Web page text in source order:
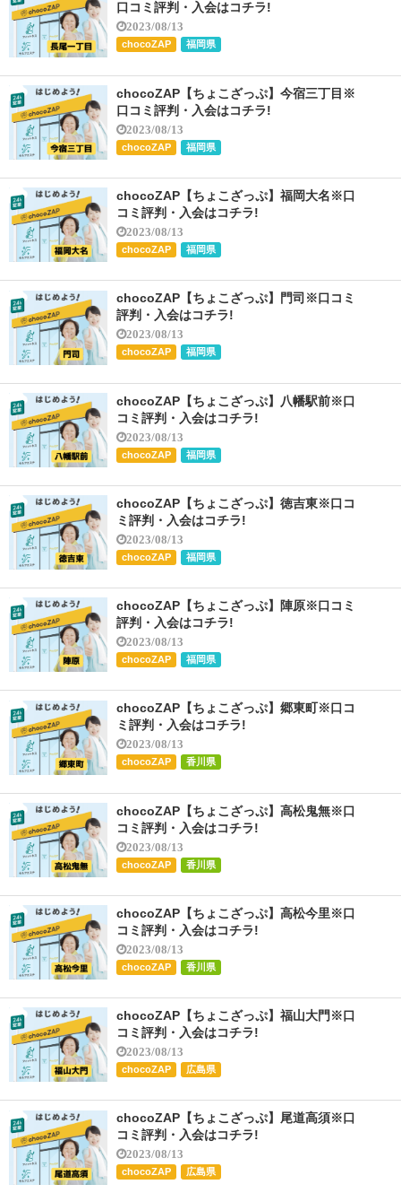
口コミ評判・入会はコチラ!
2023/08/13
chocoZAP 福岡県
chocoZAP【ちょこざっぷ】今宿三丁目※
口コミ評判・入会はコチラ!
2023/08/13
chocoZAP 福岡県
chocoZAP【ちょこざっぷ】福岡大名※口
コミ評判・入会はコチラ!
2023/08/13
chocoZAP 福岡県
chocoZAP【ちょこざっぷ】門司※口コミ
評判・入会はコチラ!
2023/08/13
chocoZAP 福岡県
chocoZAP【ちょこざっぷ】八幡駅前※口
コミ評判・入会はコチラ!
2023/08/13
chocoZAP 福岡県
chocoZAP【ちょこざっぷ】徳吉東※口コ
ミ評判・入会はコチラ!
2023/08/13
chocoZAP 福岡県
chocoZAP【ちょこざっぷ】陣原※口コミ
評判・入会はコチラ!
2023/08/13
chocoZAP 福岡県
chocoZAP【ちょこざっぷ】郷東町※口コ
ミ評判・入会はコチラ!
2023/08/13
chocoZAP 香川県
chocoZAP【ちょこざっぷ】高松鬼無※口
コミ評判・入会はコチラ!
2023/08/13
chocoZAP 香川県
chocoZAP【ちょこざっぷ】高松今里※口
コミ評判・入会はコチラ!
2023/08/13
chocoZAP 香川県
chocoZAP【ちょこざっぷ】福山大門※口
コミ評判・入会はコチラ!
2023/08/13
chocoZAP 広島県
chocoZAP【ちょこざっぷ】尾道高須※口
コミ評判・入会はコチラ!
2023/08/13
chocoZAP 広島県